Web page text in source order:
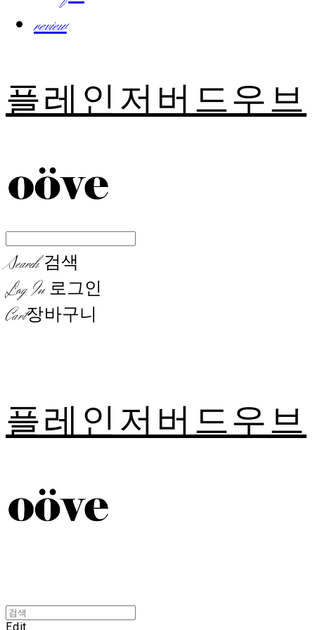
review
플레인저버드우브
Search검색
Log In 로그인
Cart장바구니
플레인저버드우브
Edit